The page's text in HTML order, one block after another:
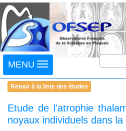
Toggle
navigation
MENU
Retour à la liste des études
Etude de l'atrophie
noyaux individuels dans la